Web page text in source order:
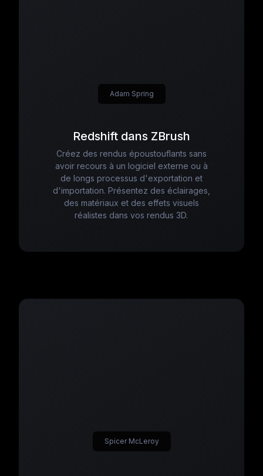
Redshift dans ZBrush
Créez des rendus époustouflants sans
avoir recours à un logiciel externe ou à
de longs processus d'exportation et
d'importation. Présentez des éclairages,
des matériaux et des effets visuels
réalistes dans vos rendus 3D.
Adam Spring
Spicer McLeroy